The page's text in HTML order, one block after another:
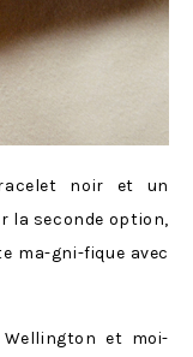
noir et un
la seconde option,
ma-gni-fique avec
et moi-